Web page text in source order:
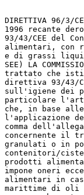
DIRETTIVA 96/3/
1996 recante
93/43/CEE del
alimentari, con
e di grassi
SEE) LA
trattato che
direttiva 93/43/
sull'igiene dei
particolare
che, in base
l'applicazione
comma
concernente il
granulati o in
contenitori/
prodotti
impone oneri
alimentari in
marittime di oli